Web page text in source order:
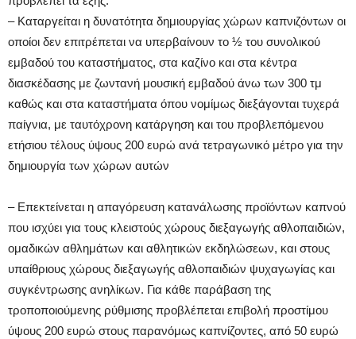
– Καταργείται η δυνατότητα δημιουργίας χώρων καπνιζόντων οι
οποίοι δεν επιτρέπεται να υπερβαίνουν το ½ του συνολικού
εμβαδού του καταστήματος, στα καζίνο και στα κέντρα
διασκέδασης με ζωντανή μουσική εμβαδού άνω των 300 τμ
καθώς και στα καταστήματα όπου νομίμως διεξάγονται τυχερά
παίγνια, με ταυτόχρονη κατάργηση και του προβλεπόμενου
ετήσιου τέλους ύψους 200 ευρώ ανά τετραγωνικό μέτρο για την
δημιουργία των χώρων αυτών
– Επεκτείνεται η απαγόρευση κατανάλωσης προϊόντων καπνού
που ισχύει για τους κλειστούς χώρους διεξαγωγής αθλοπαιδιών,
ομαδικών αθλημάτων και αθλητικών εκδηλώσεων, και στους
υπαίθριους χώρους διεξαγωγής αθλοπαιδιών ψυχαγωγίας και
συγκέντρωσης ανηλίκων. Για κάθε παράβαση της
τροποποιούμενης ρύθμισης προβλέπεται επιβολή προστίμου
ύψους 200 ευρώ στους παρανόμως καπνίζοντες, από 50 ευρώ